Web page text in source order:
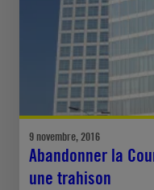
9 novembre, 2016
Abandonner la
une trahison